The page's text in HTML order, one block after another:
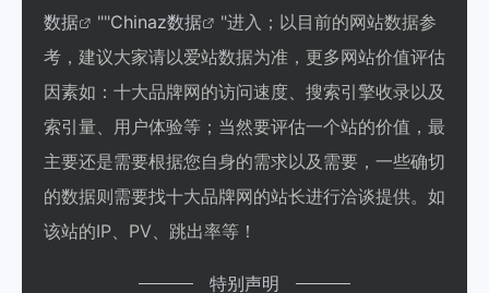
数据
""Chinaz数据
"进入；以目前的网站数据参
考，建议大家请以爱站数据为准，更多网站价值评估
因素如：十大品牌网的访问速度、搜索引擎收录以及
索引量、用户体验等；当然要评估一个站的价值，最
主要还是需要根据您自身的需求以及需要，一些确切
的数据则需要找十大品牌网的站长进行洽谈提供。如
该站的IP、PV、跳出率等！
特别声明